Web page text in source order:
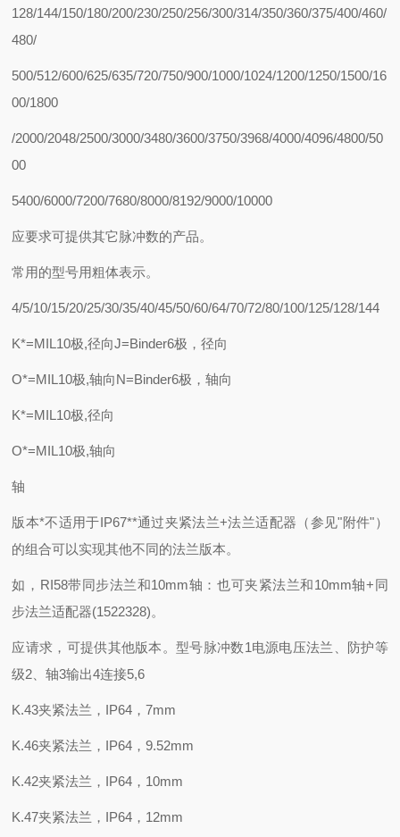
128/144/150/180/200/230/250/256/300/314/350/360/375/400/460/
480/
500/512/600/625/635/720/750/900/1000/1024/1200/1250/1500/16
00/1800
/2000/2048/2500/3000/3480/3600/3750/3968/4000/4096/4800/50
00
5400/6000/7200/7680/8000/8192/9000/10000
应要求可提供其它脉冲数的产品。
常用的型号用粗体表示。
4/5/10/15/20/25/30/35/40/45/50/60/64/70/72/80/100/125/128/144
K*=MIL10极,径向J=Binder6极，径向
O*=MIL10极,轴向N=Binder6极，轴向
K*=MIL10极,径向
O*=MIL10极,轴向
轴
版本*不适用于IP67**通过夹紧法兰+法兰适配器（参见"附件"）
的组合可以实现其他不同的法兰版本。
如，RI58带同步法兰和10mm轴：也可夹紧法兰和10mm轴+同
步法兰适配器(1522328)。
应请求，可提供其他版本。型号脉冲数1电源电压法兰、防护等
级2、轴3输出4连接5,6
K.43夹紧法兰，IP64，7mm
K.46夹紧法兰，IP64，9.52mm
K.42夹紧法兰，IP64，10mm
K.47夹紧法兰，IP64，12mm